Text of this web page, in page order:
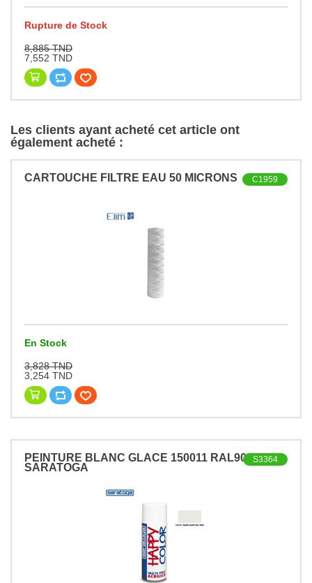
Rupture de Stock
8,885 TND
7,552 TND
Les clients ayant acheté cet article ont
également acheté :
CARTOUCHE FILTRE EAU 50 MICRONS C1959
En Stock
3,828 TND
3,254 TND
PEINTURE BLANC GLACE 150011 RAL9002
SARATOGA
S3364